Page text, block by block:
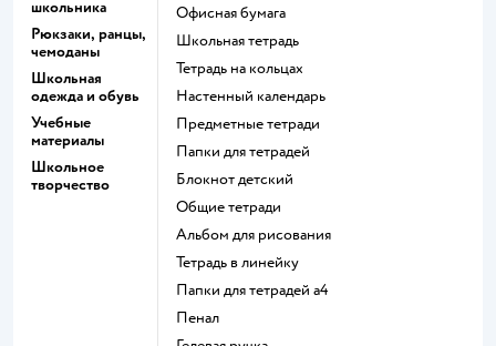
школьника
Рюкзаки, ранцы,
чемоданы
Школьная
одежда и обувь
Учебные
материалы
Школьное
творчество
Офисная бумага
Школьная тетрадь
Тетрадь на кольцах
Настенный календарь
Предметные тетради
Папки для тетрадей
Блокнот детский
Общие тетради
Альбом для рисования
Тетрадь в линейку
Папки для тетрадей а4
Пенал